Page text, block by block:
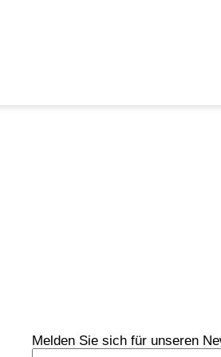
Melden Sie sich für unseren